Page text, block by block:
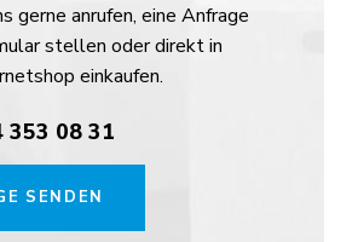
gerne anrufen, eine Anfrage
stellen oder direkt in
einkaufen.
353 08 31
SENDEN